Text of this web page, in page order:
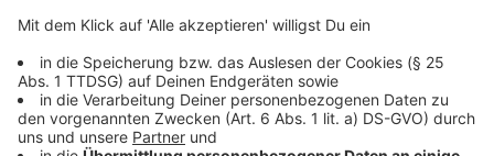
zu lassen.
Staus vor allem im Berufsverkehr